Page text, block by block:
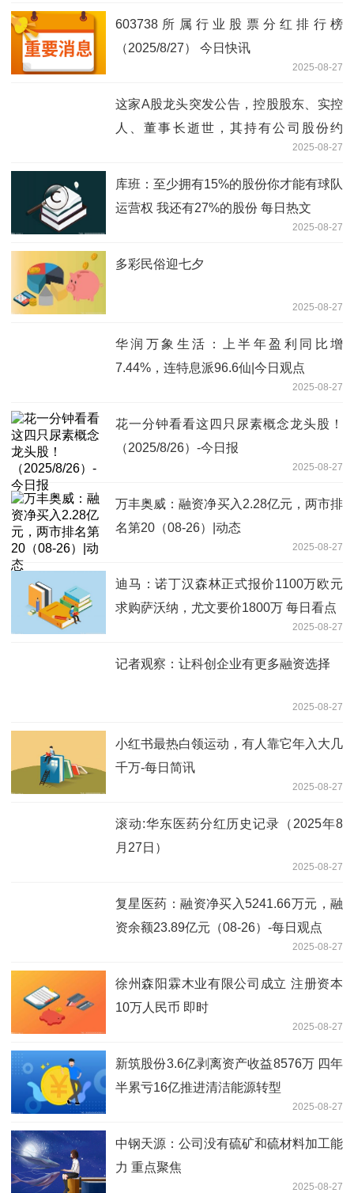
603738所属行业股票分红排行榜
（2025/8/27） 今日快讯
2025-08-27
这家A股龙头突发公告，控股股东、实控
人、董事长逝世，其持有公司股份约
2025-08-27
库班：至少拥有15%的股份你才能有球队
运营权 我还有27%的股份 每日热文
2025-08-27
多彩民俗迎七夕
2025-08-27
华润万象生活：上半年盈利同比增
7.44%，连特息派96.6仙|今日观点
2025-08-27
花一分钟看看这四只尿素概念龙头股！
（2025/8/26）-今日报
2025-08-27
万丰奥威：融资净买入2.28亿元，两市排
名第20（08-26）|动态
2025-08-27
迪马：诺丁汉森林正式报价1100万欧元
求购萨沃纳，尤文要价1800万 每日看点
2025-08-27
记者观察：让科创企业有更多融资选择
2025-08-27
小红书最热白领运动，有人靠它年入大几
千万-每日简讯
2025-08-27
滚动:华东医药分红历史记录（2025年8
月27日）
2025-08-27
复星医药：融资净买入5241.66万元，融
资余额23.89亿元（08-26）-每日观点
2025-08-27
徐州森阳霖木业有限公司成立 注册资本
10万人民币 即时
2025-08-27
新筑股份3.6亿剥离资产收益8576万 四年
半累亏16亿推进清洁能源转型
2025-08-27
中钢天源：公司没有硫矿和硫材料加工能
力 重点聚焦
2025-08-27